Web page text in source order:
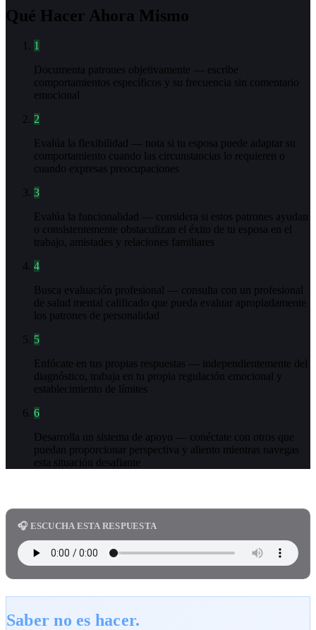
Qué Hacer Ahora Mismo
1
Documenta patrones objetivamente — escribe
comportamientos específicos y su frecuencia sin comentario
emocional
2
Evalúa la flexibilidad — nota si tu esposa puede adaptar su
comportamiento cuando las circunstancias lo requieren o
cuando expresas preocupaciones
3
Evalúa la funcionalidad — considera si estos patrones ayudan
o consistentemente obstaculizan el éxito de tu esposa en el
trabajo, amistades y relaciones familiares
4
Busca evaluación profesional — consulta con un profesional
de salud mental calificado que pueda evaluar apropiadamente
los patrones de personalidad
5
Enfócate en tus propias respuestas — independientemente del
diagnóstico, trabaja en tu propia regulación emocional y
establecimiento de límites
6
Desarrolla un sistema de apoyo — conéctate con otros que
puedan proporcionar perspectiva y aliento mientras navegas
esta situación desafiante
🎧 ESCUCHA ESTA RESPUESTA
Saber no es hacer.